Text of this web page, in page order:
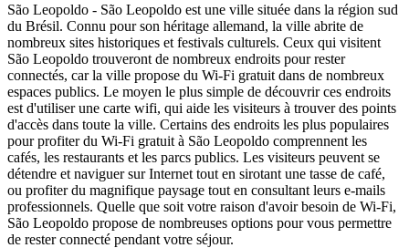
São Leopoldo - São Leopoldo est une ville située dans la région sud
du Brésil. Connu pour son héritage allemand, la ville abrite de
nombreux sites historiques et festivals culturels. Ceux qui visitent
São Leopoldo trouveront de nombreux endroits pour rester
connectés, car la ville propose du Wi-Fi gratuit dans de nombreux
espaces publics. Le moyen le plus simple de découvrir ces endroits
est d'utiliser une carte wifi, qui aide les visiteurs à trouver des points
d'accès dans toute la ville. Certains des endroits les plus populaires
pour profiter du Wi-Fi gratuit à São Leopoldo comprennent les
cafés, les restaurants et les parcs publics. Les visiteurs peuvent se
détendre et naviguer sur Internet tout en sirotant une tasse de café,
ou profiter du magnifique paysage tout en consultant leurs e-mails
professionnels. Quelle que soit votre raison d'avoir besoin de Wi-Fi,
São Leopoldo propose de nombreuses options pour vous permettre
de rester connecté pendant votre séjour.